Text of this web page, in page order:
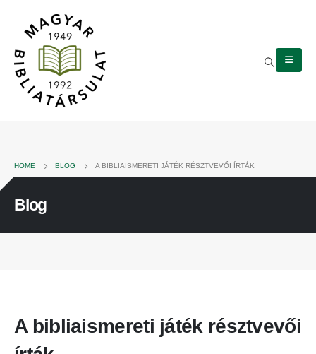
HOME BLOG A BIBLIAISMERETI JÁTÉK RÉSZTVEVŐI ÍRTÁK
Blog
A bibliaismereti játék résztvevői